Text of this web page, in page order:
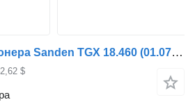
Радиатор кондиционера Sanden TGX 18.460 (01.07-) SD7H15-6008 для тягача MAN TGL, TGM, TGS, TGX (2005-2021)
$